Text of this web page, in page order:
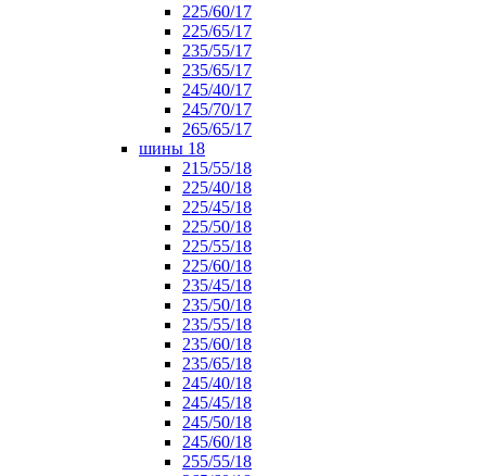
225/60/17
225/65/17
235/55/17
235/65/17
245/40/17
245/70/17
265/65/17
шины 18
215/55/18
225/40/18
225/45/18
225/50/18
225/55/18
225/60/18
235/45/18
235/50/18
235/55/18
235/60/18
235/65/18
245/40/18
245/45/18
245/50/18
245/60/18
255/55/18